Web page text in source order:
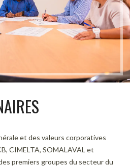
et des valeurs corporatives
CIMELTA, SOMALAVAL et
premiers groupes du secteur du